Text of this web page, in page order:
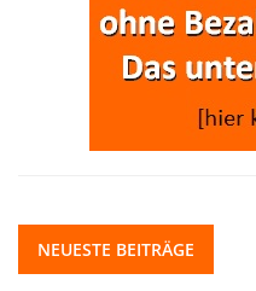
NEUESTE BEITRÄGE